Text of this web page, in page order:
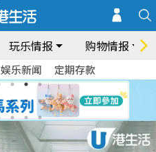
玩乐情报 购物情报
娱乐新闻 定期存款